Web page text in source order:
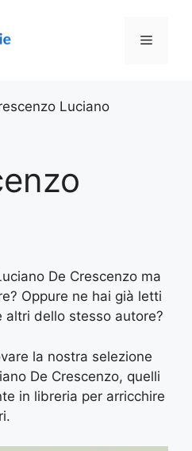
Menu
Luciano
De Crescenzo ma
Oppure ne hai già letti
altri dello stesso autore?
la nostra selezione
De Crescenzo, quelli
in libreria per arricchire